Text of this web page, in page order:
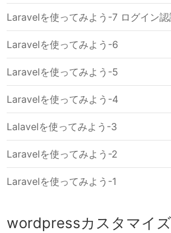
Laravelを使ってみよう-7 ログイン認
Laravelを使ってみよう-6
Laravelを使ってみよう-5
Laravelを使ってみよう-4
Lalavelを使ってみよう-3
Laravelを使ってみよう-2
Laravelを使ってみよう-1
wordpressカスタマイズ